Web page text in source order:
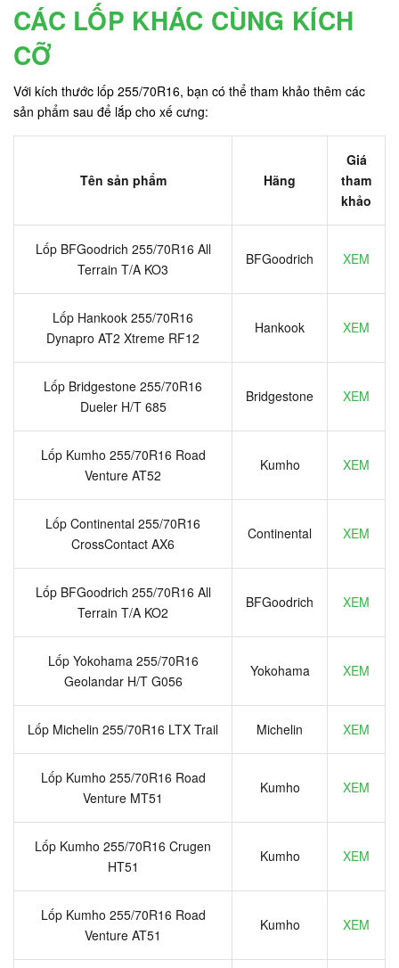
CÁC LỐP KHÁC CÙNG KÍCH
CỠ
Với kích thước lốp 255/70R16, bạn có thể tham khảo thêm các
sản phẩm sau để lắp cho xế cưng:
Tên sản phẩm Hãng
Giá
tham
khảo
Lốp BFGoodrich 255/70R16 All
Terrain T/A KO3
BFGoodrich XEM
Lốp Hankook 255/70R16
Dynapro AT2 Xtreme RF12
Hankook XEM
Lốp Bridgestone 255/70R16
Dueler H/T 685
Bridgestone XEM
Lốp Kumho 255/70R16 Road
Venture AT52
Kumho XEM
Lốp Continental 255/70R16
CrossContact AX6
Continental XEM
Lốp BFGoodrich 255/70R16 All
Terrain T/A KO2
BFGoodrich XEM
Lốp Yokohama 255/70R16
Geolandar H/T G056
Yokohama XEM
Lốp Michelin 255/70R16 LTX Trail Michelin XEM
Lốp Kumho 255/70R16 Road
Venture MT51
Kumho XEM
Lốp Kumho 255/70R16 Crugen
HT51
Kumho XEM
Lốp Kumho 255/70R16 Road
Venture AT51
Kumho XEM